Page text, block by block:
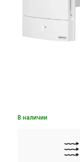
В наличии